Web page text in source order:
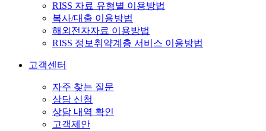
RISS 자료 유형별 이용방법
복사/대출 이용방법
해외전자자료 이용방법
RISS 정보취약계층 서비스 이용방법
고객센터
자주 찾는 질문
상담 신청
상담 내역 확인
고객제안